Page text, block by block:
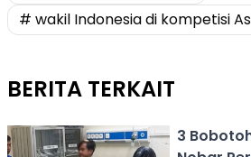
# wakil Indonesia di kompetisi
BERITA TERKAIT
3